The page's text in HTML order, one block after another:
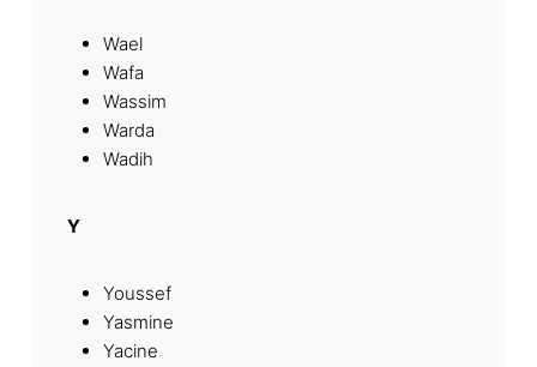
Wael
Wafa
Wassim
Warda
Wadih
Y
Youssef
Yasmine
Yacine